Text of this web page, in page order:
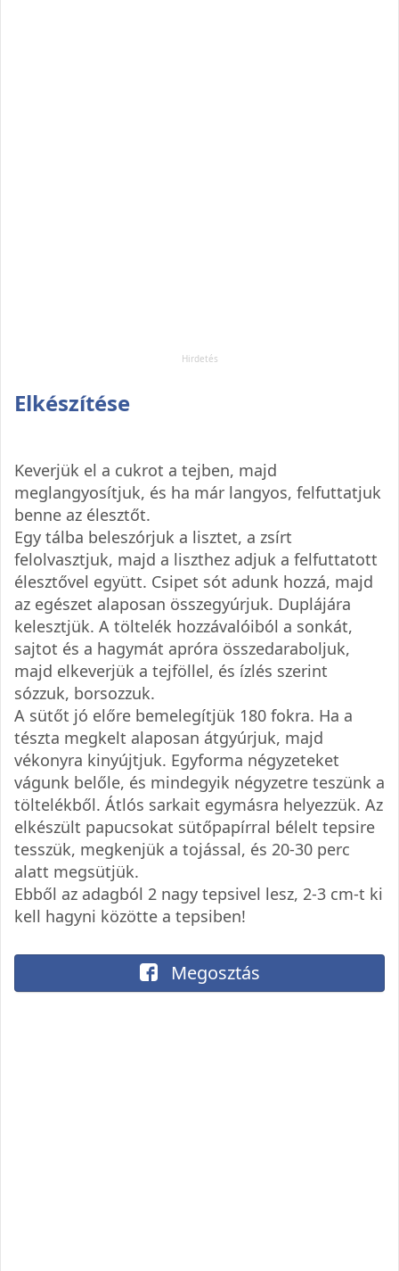
Elkészítése
Keverjük el a cukrot a tejben, majd
meglangyosítjuk, és ha már langyos, felfuttatjuk
benne az élesztőt.
Egy tálba beleszórjuk a lisztet, a zsírt
felolvasztjuk, majd a liszthez adjuk a felfuttatott
élesztővel együtt. Csipet sót adunk hozzá, majd
az egészet alaposan összegyúrjuk. Duplájára
kelesztjük. A töltelék hozzávalóiból a sonkát,
sajtot és a hagymát apróra összedaraboljuk,
majd elkeverjük a tejföllel, és ízlés szerint
sózzuk, borsozzuk.
A sütőt jó előre bemelegítjük 180 fokra. Ha a
tészta megkelt alaposan átgyúrjuk, majd
vékonyra kinyújtjuk. Egyforma négyzeteket
vágunk belőle, és mindegyik négyzetre teszünk a
töltelékből. Átlós sarkait egymásra helyezzük. Az
elkészült papucsokat sütőpapírral bélelt tepsire
tesszük, megkenjük a tojással, és 20-30 perc
alatt megsütjük.
Ebből az adagból 2 nagy tepsivel lesz, 2-3 cm-t ki
kell hagyni közötte a tepsiben!
Megosztás